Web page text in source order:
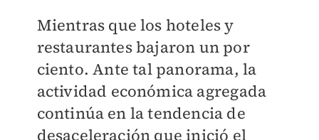
Mientras que los hoteles y
restaurantes bajaron un por
ciento.Ante tal panorama, la
actividad económica agregada
continúa en la tendencia de
desaceleración que inició el